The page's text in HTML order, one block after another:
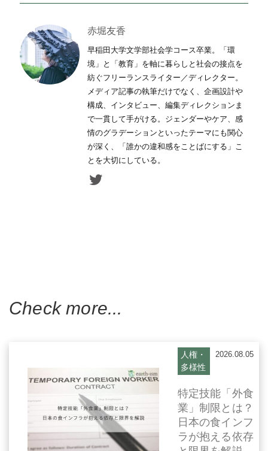
赤堀友香
早稲田大学文学部社会学コース卒業。「環
境」と「教育」を軸に暮らしと社会の接点を
紡ぐフリーランスライター／ディレクター。
メディア記事の執筆だけでなく、企画設計や
構成、インタビュー、編集ディレクションま
で一貫して手がける。ジェンダーやケア、感
情のグラデーションといったテーマにも関心
が深く、「誰かの違和感をことばにする」こ
とを大切にしている。
Check more...
人権・
多様性
2026.08.05
特定技能「外食
業」制限とは？
日本の食インフ
ラが抱える依存